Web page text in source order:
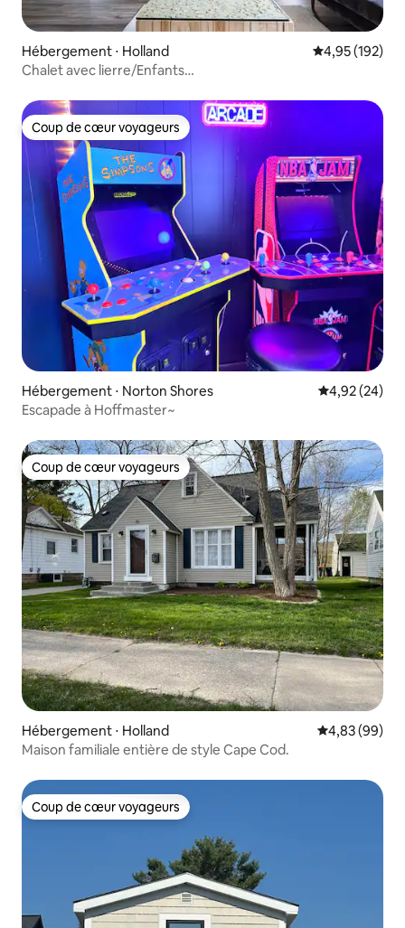
Hébergement ⋅ Holland Évaluation
4,95 (192)
Chalet avec lierre/Enfants
Coup de cœur voyageurs
Coup de cœur voyageurs
Hébergement ⋅ Norton Shores Évaluation
4,92 (24)
Escapade à Hoffmaster~
Coup de cœur voyageurs
Coup de cœur voyageurs
Hébergement ⋅ Holland Évaluation
4,83 (99)
Maison familiale entière de style Cape Cod.
Coup de cœur voyageurs
Coup de cœur voyageurs